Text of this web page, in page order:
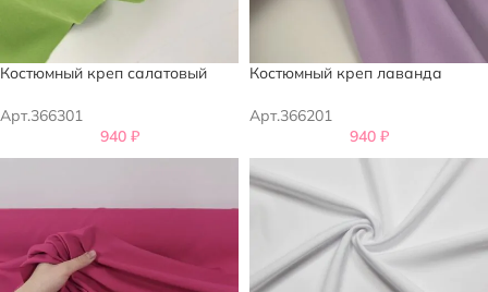
Костюмный креп салатовый
Арт.366301
940 ₽
Костюмный креп лаванда
Арт.366201
940 ₽